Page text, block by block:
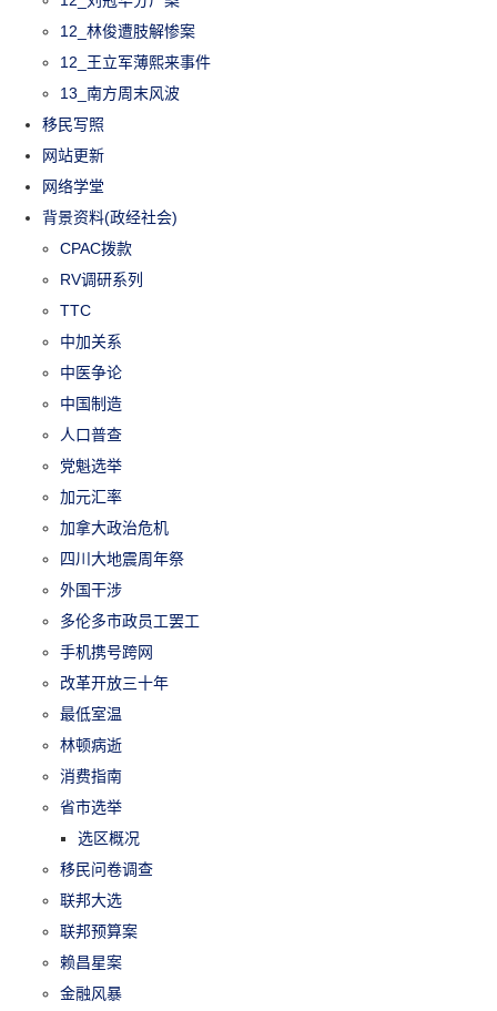
12_林俊遭肢解惨案
12_王立军薄熙来事件
13_南方周末风波
移民写照
网站更新
网络学堂
背景资料(政经社会)
CPAC拨款
RV调研系列
TTC
中加关系
中医争论
中国制造
人口普查
党魁选举
加元汇率
加拿大政治危机
四川大地震周年祭
外国干涉
多伦多市政员工罢工
手机携号跨网
改革开放三十年
最低室温
林顿病逝
消费指南
省市选举
选区概况
移民问卷调查
联邦大选
联邦预算案
赖昌星案
金融风暴